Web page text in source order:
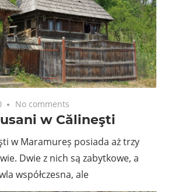
No comments
w Călineşti
w Maramureș posiada aż trzy
Dwie z nich są zabytkowe, a
współczesna, ale